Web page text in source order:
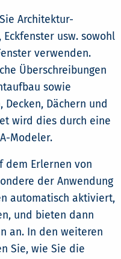
Architektur-
Eckfenster usw. sowohl
verwenden.
Überschreibungen
sowie
Dächern und
wird dies durch eine
Modeler.
dem Erlernen von
der Anwendung
automatisch aktiviert,
und bieten dann
an. In den weiteren
Sie, wie Sie die